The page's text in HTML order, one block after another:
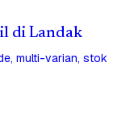
di Landak
multi-varian, stok